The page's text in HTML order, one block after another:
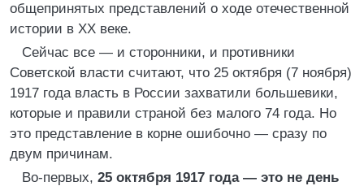
общепринятых представлений о ходе отечественной
истории в XX веке.
Сейчас все — и сторонники, и противники
Советской власти считают, что 25 октября (7 ноября)
1917 года власть в России захватили большевики,
которые и правили страной без малого 74 года. Но
это представление в корне ошибочно — сразу по
двум причинам.
Во-первых, 25 октября 1917 года — это не день